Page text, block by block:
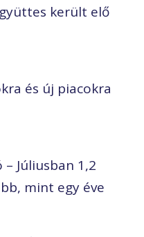
került elő
és új piacokra
Júliusban 1,2
mint egy éve